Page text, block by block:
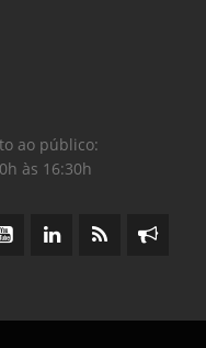
ao público:
às 16:30h